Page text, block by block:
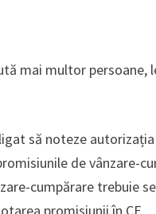
mai multor
să noteze
de vânzare-
cumpărare trebuie